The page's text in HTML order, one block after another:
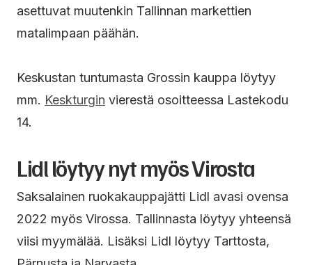
asettuvat muutenkin Tallinnan markettien
matalimpaan päähän.
Keskustan tuntumasta Grossin kauppa löytyy
mm. Keskturgin vierestä osoitteessa Lastekodu
14.
Lidl löytyy nyt myös Virosta
Saksalainen ruokakauppajätti Lidl avasi ovensa
2022 myös Virossa. Tallinnasta löytyy yhteensä
viisi myymälää. Lisäksi Lidl löytyy Tarttosta,